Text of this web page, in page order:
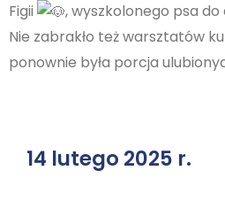
Figii
, wyszkolonego psa
Nie zabrakło też warsztatów
ponownie była porcja
14 lutego 2025 r.